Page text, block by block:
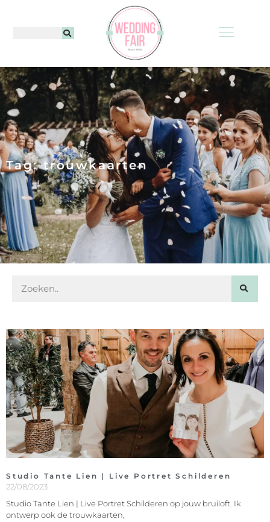
Tag: trouwkaarten
Studio Tante Lien | Live Portret Schilderen
22/08/2023
Studio Tante Lien | Live Portret Schilderen op jouw bruiloft. Ik
ontwerp ook de trouwkaarten,